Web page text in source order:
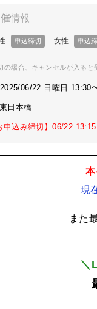
の場合、キャンセルが入ると
06/22 日曜日 13:30
東日本橋
申込み締切】06/22
本
現
また
＼